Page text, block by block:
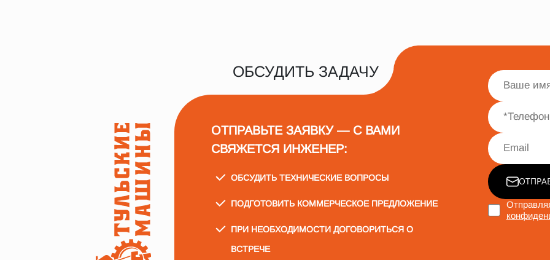
ОБСУДИТЬ ЗАДАЧУ
ОТПРАВЬТЕ ЗАЯВКУ — С ВАМИ
СВЯЖЕТСЯ ИНЖЕНЕР:
ОБСУДИТЬ ТЕХНИЧЕСКИЕ ВОПРОСЫ
ПОДГОТОВИТЬ КОММЕРЧЕСКОЕ ПРЕДЛОЖЕНИЕ
ПРИ НЕОБХОДИМОСТИ ДОГОВОРИТЬСЯ О
ВСТРЕЧЕ